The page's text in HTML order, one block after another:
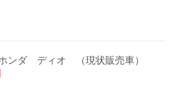
ホンダ ディオ （現状販売車）